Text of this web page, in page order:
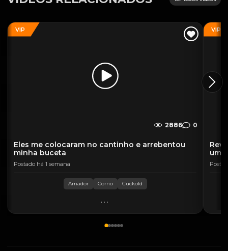
VIP
2886 0
Eles me colocaram no cantinho e arrebentou
minha buceta
Postado há 1 semana
Amador Corno Cuckold
...
VIP